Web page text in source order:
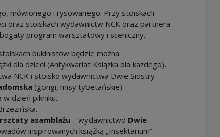
mówionego i rysowanego. Przy stoiskach
oraz stoiskach wydawnictw NCK oraz partnera
program warsztatowy i sceniczny.
bukinistów będzie można
dla dzieci (Antykwariat Książka dla każdego),
NCK i stoisko wydawnictwa Dwie Siostry
(gongi, misy tybetańskie)
dzień pikniku.
asamblażu– wydawnictwo Dwie
inspirowanych książką „Insektarium”